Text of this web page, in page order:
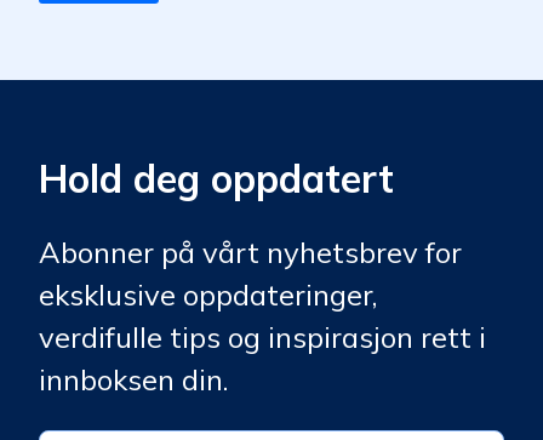
Hold deg oppdatert
Abonner på vårt nyhetsbrev for
eksklusive oppdateringer,
verdifulle tips og inspirasjon rett i
innboksen din.